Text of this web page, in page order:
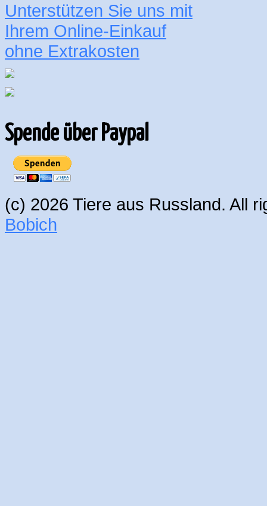
Unterstützen Sie uns mit
Ihrem Online-Einkauf
ohne Extrakosten
Spende über Paypal
(c) 2026 Tiere aus Russland. All
Bobich